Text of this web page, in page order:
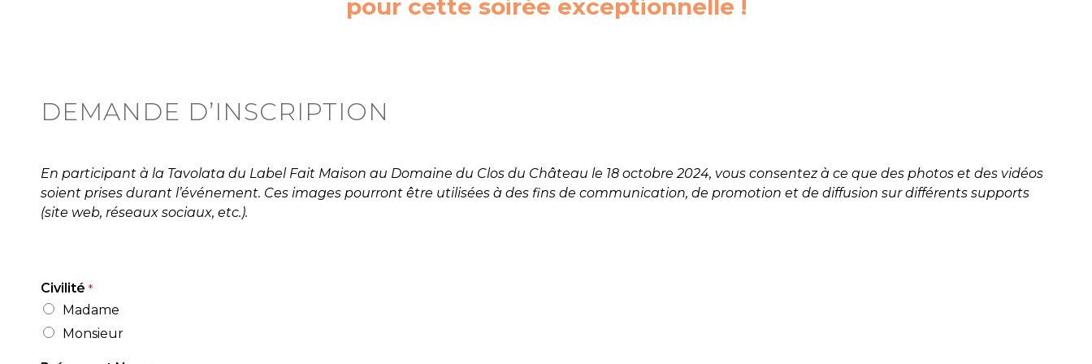
pour cette soirée exceptionnelle !
DEMANDE D’INSCRIPTION
En participant à la Tavolata du Label Fait Maison au Domaine du Clos du Château le 18 octobre 2024, vous consentez à ce que des photos et des vidéos
soient prises durant l’événement. Ces images pourront être utilisées à des fins de communication, de promotion et de diffusion sur différents supports
(site web, réseaux sociaux, etc.).
Civilité *
Madame
Monsieur